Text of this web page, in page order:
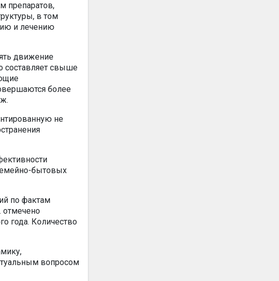
препаратов,
в том
и лечению
движение
составляет свыше
более
не
бытовых
по фактам
отмечено
года. Количество
вопросом